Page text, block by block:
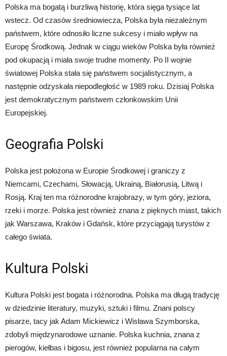
Polska ma bogatą i burzliwą historię, która sięga tysiące lat
wstecz. Od czasów średniowiecza, Polska była niezależnym
państwem, które odnosiło liczne sukcesy i miało wpływ na
Europę Środkową. Jednak w ciągu wieków Polska była również
pod okupacją i miała swoje trudne momenty. Po II wojnie
światowej Polska stała się państwem socjalistycznym, a
następnie odzyskała niepodległość w 1989 roku. Dzisiaj Polska
jest demokratycznym państwem członkowskim Unii
Europejskiej.
Geografia Polski
Polska jest położona w Europie Środkowej i graniczy z
Niemcami, Czechami, Słowacją, Ukrainą, Białorusią, Litwą i
Rosją. Kraj ten ma różnorodne krajobrazy, w tym góry, jeziora,
rzeki i morze. Polska jest również znana z pięknych miast, takich
jak Warszawa, Kraków i Gdańsk, które przyciągają turystów z
całego świata.
Kultura Polski
Kultura Polski jest bogata i różnorodna. Polska ma długą tradycję
w dziedzinie literatury, muzyki, sztuki i filmu. Znani polscy
pisarze, tacy jak Adam Mickiewicz i Wisława Szymborska,
zdobyli międzynarodowe uznanie. Polska kuchnia, znana z
pierogów, kiełbas i bigosu, jest również popularna na całym